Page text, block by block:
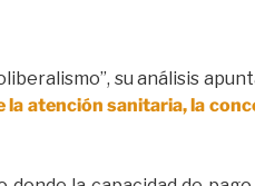
su análisis
atención sanitaria, la